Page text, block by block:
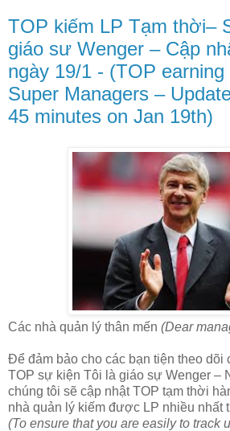
TOP kiếm LP Tạm thời–
giáo sư Wenger – Cập
ngày 19/1 - (TOP
Super Managers –
45 minutes on Jan 19th)
Các nhà quản lý thân mến (Dear
Để đảm bảo cho các bạn tiện theo dõi
TOP sự kiện Tôi là giáo sự Wenger –
chúng tôi sẽ cập nhật TOP tạm thời
nhà quản lý kiếm được LP nhiều nhất
(To ensure that you are easily to track